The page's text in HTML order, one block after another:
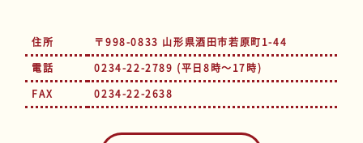
住所
〒998-0833 山形県酒田市若原町1-44
電話
0234-22-2789 (平日8時～17時)
FAX
0234-22-2638